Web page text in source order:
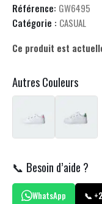
Référence: GW6495
Catégorie : CASUAL
Ce produit est
Autres Couleurs
📞 Besoin d’aide ?
WhatsApp 📞